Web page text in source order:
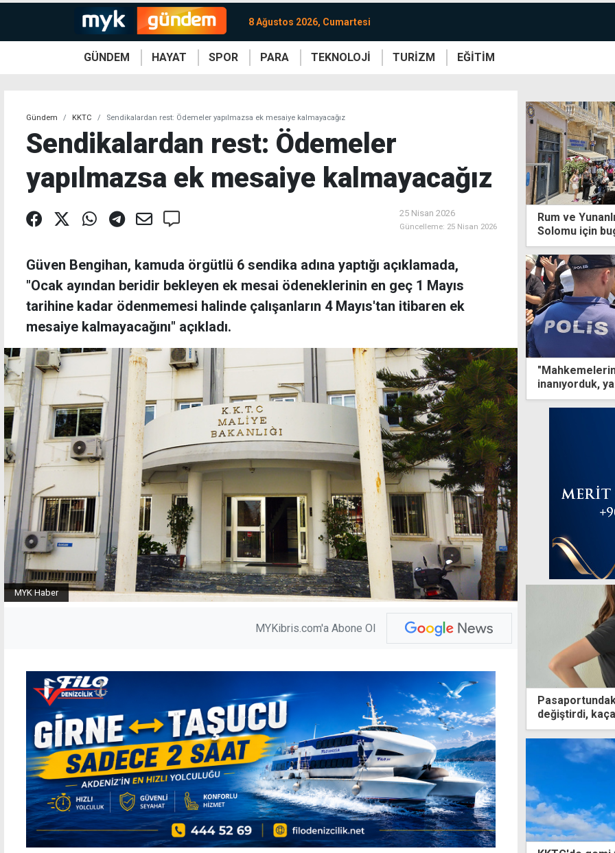
8 Ağustos 2026, Cumartesi
GÜNDEM HAYAT SPOR PARA TEKNOLOJİ TURİZM EĞİTİM
Gündem KKTC Sendikalardan rest: Ödemeler yapılmazsa ek mesaiye kalmayacağız
Sendikalardan rest: Ödemeler
yapılmazsa ek mesaiye kalmayacağız
25 Nisan 2026
Güncelleme: 25 Nisan 2026
Güven Bengihan, kamuda örgütlü 6 sendika adına yaptığı açıklamada,
"Ocak ayından beridir bekleyen ek mesai ödeneklerinin en geç 1 Mayıs
tarihine kadar ödenmemesi halinde çalışanların 4 Mayıs'tan itibaren ek
mesaiye kalmayacağını" açıkladı.
MYK Haber
MYKibris.com'a Abone Ol
Rum ve
Solomu için
inanıyorduk,
değiştirdi,